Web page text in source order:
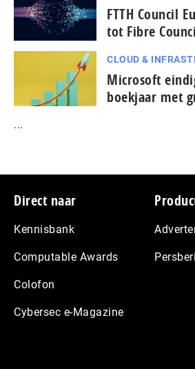
FTTH Council
tot Fibre
CLOUD &
Microsoft
boekjaar met
...
Footer
Direct naar
Kennisbank
Computable Awards
Colofon
Cybersec e-Magazine